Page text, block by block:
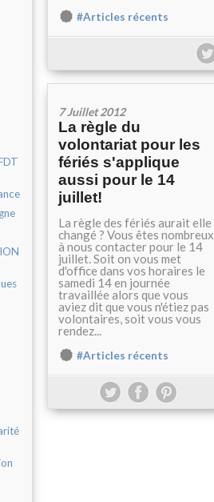
#Articles récents
7 Juillet 2012
La règle du
volontariat pour les
fériés s'applique
aussi pour le 14
juillet!
La règle des fériés aurait elle
changé ? Vous êtes nombreux
à nous contacter pour le 14
juillet. Soit on vous met
d'office dans vos horaires le
samedi 14 en journée
travaillée alors que vous
aviez dit que vous n'étiez pas
volontaires, soit vous vous
rendez...
#Articles récents